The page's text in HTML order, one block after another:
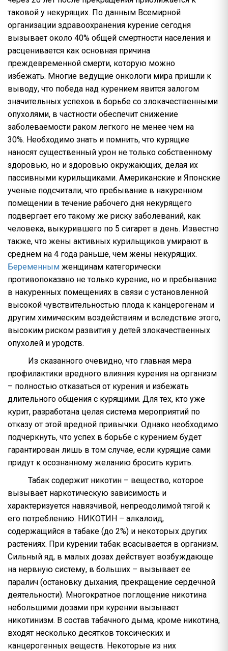
таковой у некурящих. По данным Всемирной
организации здравоохранения курение сегодня
вызывает около 40% общей смертности населения и
расценивается как основная причина
преждевременной смерти, которую можно
избежать. Многие ведущие онкологи мира пришли к
выводу, что победа над курением явится залогом
значительных успехов в борьбе со злокачественными
опухолями, в частности обеспечит снижение
заболеваемости раком легкого не менее чем на
30%. Необходимо знать и помнить, что курящие
наносят существенный урон не только собственному
здоровью, но и здоровью окружающих, делая их
пассивными курильщиками. Американские и Японские
ученые подсчитали, что пребывание в накуренном
помещении в течение рабочего дня некурящего
подвергает его такому же риску заболеваний, как
человека, выкурившего по 5 сигарет в день. Известно
также, что жены активных курильщиков умирают в
среднем на 4 года раньше, чем жены некурящих.
Беременным женщинам категорически
противопоказано не только курение, но и пребывание
в накуренных помещениях в связи с установленной
высокой чувствительностью плода к канцерогенам и
другим химическим воздействиям и вследствие этого,
высоким риском развития у детей злокачественных
опухолей и уродств.
Из сказанного очевидно, что главная мера
профилактики вредного влияния курения на организм
– полностью отказаться от курения и избежать
длительного общения с курящими. Для тех, кто уже
курит, разработана целая система мероприятий по
отказу от этой вредной привычки. Однако необходимо
подчеркнуть, что успех в борьбе с курением будет
гарантирован лишь в том случае, если курящие сами
придут к осознанному желанию бросить курить.
Табак содержит никотин – вещество, которое
вызывает наркотическую зависимость и
характеризуется навязчивой, непреодолимой тягой к
его потреблению. НИКОТИН – алкалоид,
содержащийся в табаке (до 2%) и некоторых других
растениях. При курении табак всасывается в организм.
Сильный яд, в малых дозах действует возбуждающе
на нервную систему, в больших – вызывает ее
паралич (остановку дыхания, прекращение сердечной
деятельности). Многократное поглощение никотина
небольшими дозами при курении вызывает
никотинизм. В состав табачного дыма, кроме никотина,
входят несколько десятков токсических и
канцерогенных веществ. Некоторые из них